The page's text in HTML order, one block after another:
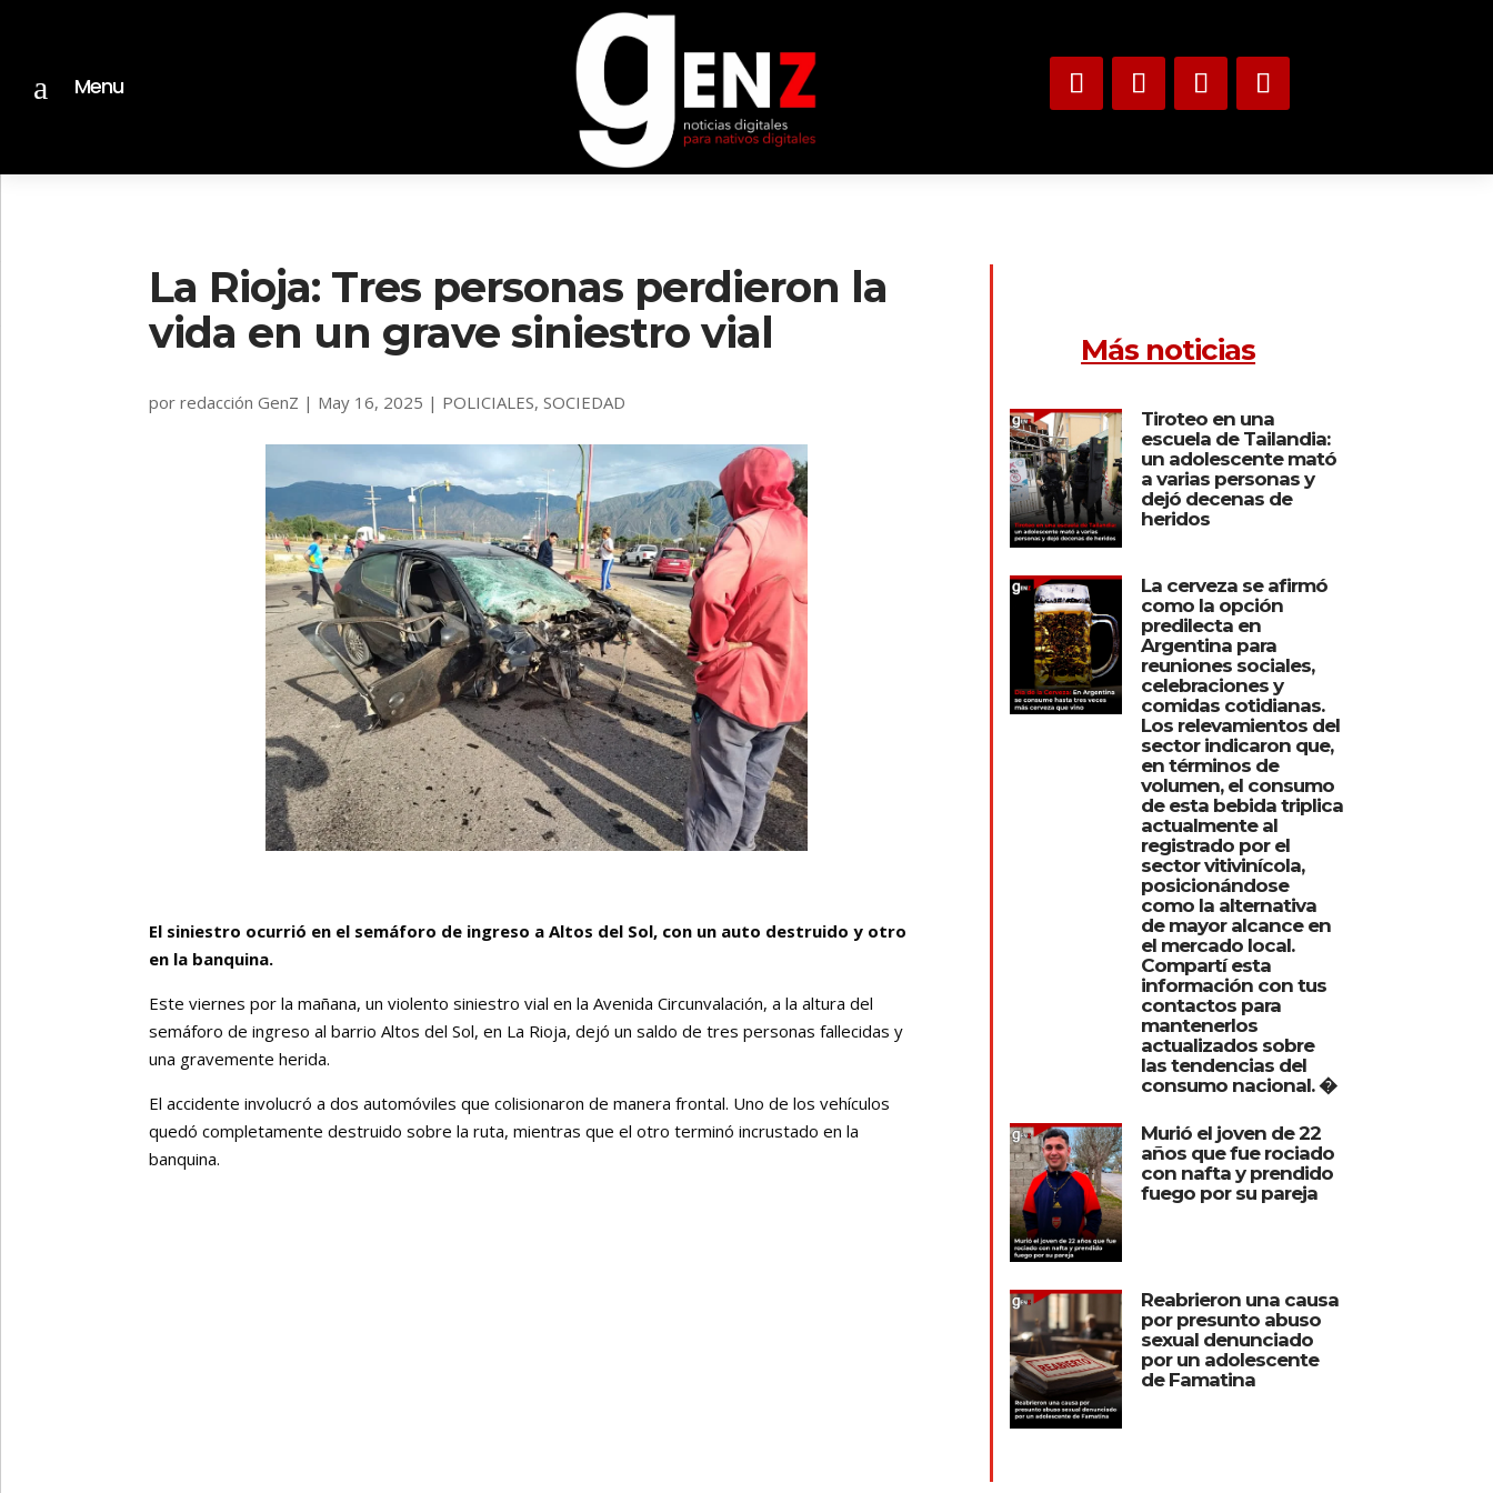
a Menu
La Rioja: Tres personas perdieron la
vida en un grave siniestro vial
porredacción GenZ | May 16, 2025 | POLICIALES,SOCIEDAD
El siniestro ocurrió en el semáforo de ingreso a Altos del Sol, con un auto destruido y otro
en la banquina.
Este viernes por la mañana, un violento siniestro vial en la Avenida Circunvalación, a la altura del
semáforo de ingreso al barrio Altos del Sol, en La Rioja, dejó un saldo de tres personas fallecidas y
una gravemente herida.
El accidente involucró a dos automóviles que colisionaron de manera frontal. Uno de los vehículos
quedó completamente destruido sobre la ruta, mientras que el otro terminó incrustado en la
banquina.
Más noticias
Tiroteo en una
escuela de Tailandia:
un adolescente mató
a varias personas y
dejó decenas de
heridos
La cerveza se afirmó
como la opción
predilecta en
Argentina para
reuniones sociales,
celebraciones y
comidas cotidianas.
Los relevamientos del
sector indicaron que,
en términos de
volumen, el consumo
de esta bebida triplica
actualmente al
registrado por el
sector vitivinícola,
posicionándose
como la alternativa
de mayor alcance en
el mercado local.
Compartí esta
información con tus
contactos para
mantenerlos
actualizados sobre
las tendencias del
consumo nacional. �
Murió el joven de 22
años que fue rociado
con nafta y prendido
fuego por su pareja
Reabrieron una causa
por presunto abuso
sexual denunciado
por un adolescente
de Famatina